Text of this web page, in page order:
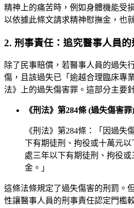
精神上的痛苦時，例如身體機能受
以依據此條文請求精神慰撫金，也
2. 刑事責任：追究醫事人員的
除了民事賠償，若醫事人員的過失
傷，且該過失已「逾越合理臨床專
法》上的過失傷害罪。這部分主要
《刑法》第284條 (過失傷害罪)
《刑法》第284條：「因過失
下有期徒刑、拘役或十萬元以
處三年以下有期徒刑、拘役或
金。」
這條法條規定了過失傷害的刑罰。
性讓醫事人員的刑事責任認定門檻